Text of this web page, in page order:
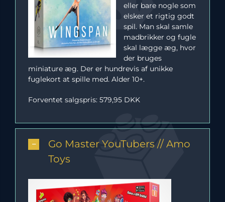
eller bare nogle som
elsker et rigtig godt
spil. Man skal samle
madbrikker og fugle
skal lægge æg, hvor
der bruges
miniature æg. Der er hundrevis af unikke
fuglekort at spille med. Alder 10+.
Forventet salgspris: 579,95 DKK
Go Master YouTubers // Amo
Toys